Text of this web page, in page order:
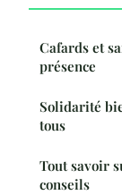
Cafards et
présence
Solidarité
tous
Tout savoir
conseils